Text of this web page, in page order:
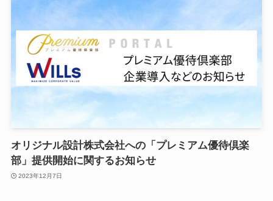
オリジナル設計株式会社への「プレミアム優待倶楽
部」提供開始に関するお知らせ
2023年12月7日